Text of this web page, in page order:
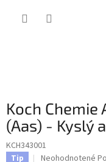
Koch Chemie
(Aas) - Kyslý
KCH343001
Tip
Priemerné
Neohodnotené